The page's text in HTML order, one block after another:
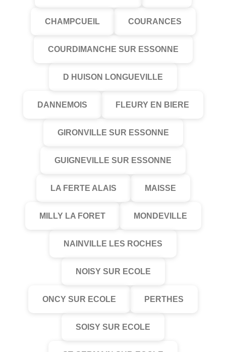
CHAMPCUEIL COURANCES
COURDIMANCHE SUR ESSONNE
D HUISON LONGUEVILLE
DANNEMOIS FLEURY EN BIERE
GIRONVILLE SUR ESSONNE
GUIGNEVILLE SUR ESSONNE
LA FERTE ALAIS MAISSE
MILLY LA FORET MONDEVILLE
NAINVILLE LES ROCHES
NOISY SUR ECOLE
ONCY SUR ECOLE PERTHES
SOISY SUR ECOLE